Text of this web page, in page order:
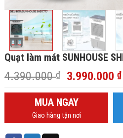
Quạt làm mát SUNHOUSE
4.390.000₫
Giá
là:
4.390.000 ₫.
3.990.000₫
MUA NGAY
Giao hàng tận nơi